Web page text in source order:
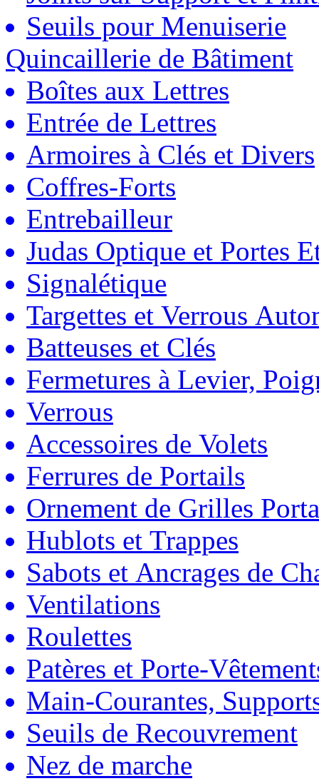
Seuils pour Menuiserie
Quincaillerie de Bâtiment
Boîtes aux Lettres
Entrée de Lettres
Armoires à Clés et Divers
Coffres-Forts
Entrebailleur
Judas Optique et Portes
Signalétique
Targettes et Verrous
Batteuses et Clés
Fermetures à Levier,
Verrous
Accessoires de Volets
Ferrures de Portails
Ornement de Grilles
Hublots et Trappes
Sabots et Ancrages de
Ventilations
Roulettes
Patères et Porte-
Main-Courantes,
Seuils de Recouvrement
Nez de marche